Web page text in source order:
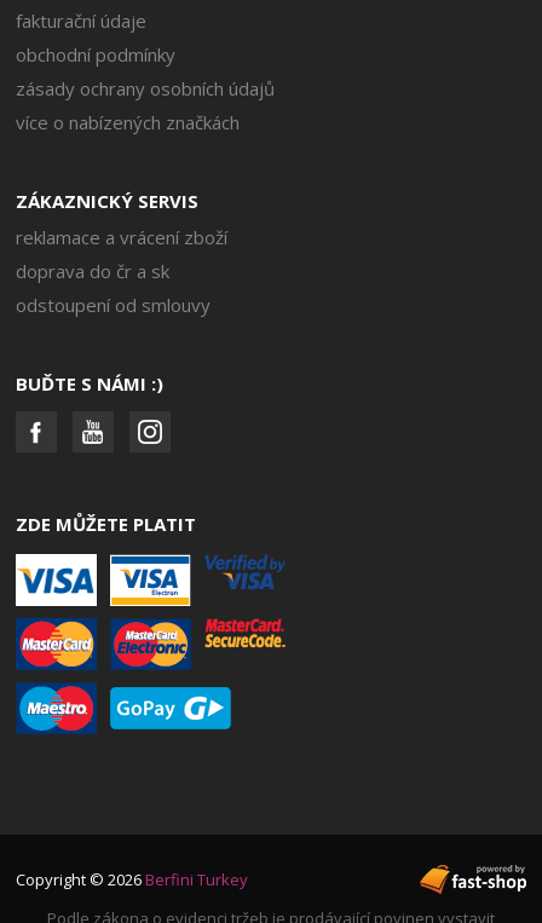
fakturační údaje
obchodní podmínky
zásady ochrany osobních údajů
více o nabízených značkách
ZÁKAZNICKÝ SERVIS
reklamace a vrácení zboží
doprava do čr a sk
odstoupení od smlouvy
BUĎTE S NÁMI :)
ZDE MŮŽETE PLATIT
Copyright © 2026Berfini Turkey
Podle zákona o evidenci tržeb je prodávající povinen vystavit